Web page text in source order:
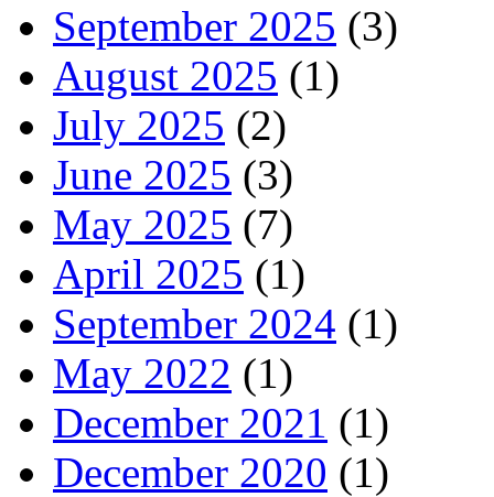
September 2025 (3)
August 2025 (1)
July 2025 (2)
June 2025 (3)
May 2025 (7)
April 2025 (1)
September 2024 (1)
May 2022 (1)
December 2021 (1)
December 2020 (1)